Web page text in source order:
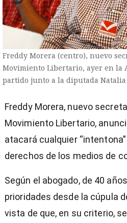
Freddy Morera (centro), nuevo
Movimiento Libertario, ayer en la
partido junto a la diputada Natalia
Freddy Morera, nuevo
Movimiento Libertario,
atacará cualquier
derechos de los medios de
Según el abogado, de 40
prioridades desde la cúpula
vista de que, en su criterio,